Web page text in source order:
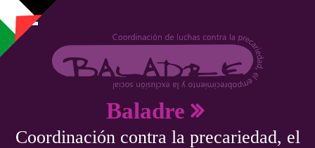
Pasar al contenido principal
Baladre
Coordinación contra la precariedad, el